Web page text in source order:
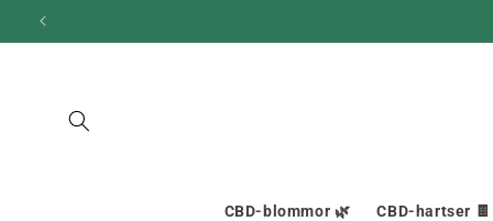
och gå
CBD-blommor 🌿 CBD-hartser 🍫